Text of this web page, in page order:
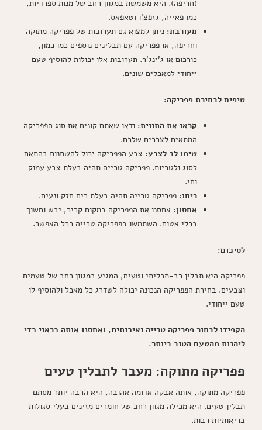
(חריפה). היא משמשת במגוון רחב של מנות ספרדיות,
כמו פאייה, גזפצ'ו וטאפאס.
מעורבת: ניתן למצוא גם תערובות של פפריקה מתוקה
וחריפה, או פפריקה עם תבלינים נוספים כמו כמון,
כורכום או ג'ינג'ר. תערובות אלו יכולות להוסיף טעם
ייחודי למאכלים שונים.
טיפים לבחירת פפריקה:
קראו את התווית: ודאו שאתם קונים את סוג הפפריקה
המתאים לצרכים שלכם.
שימו לב לצבע: צבע הפפריקה יכול להשתנות בהתאם
לסוג ולטריות. פפריקה טרייה תהיה בעלת צבע עמוק
וחי.
ריחו: פפריקה טרייה תהיה בעלת ריח חזק ונעים.
אחסון: אחסנו את הפפריקה במקום קריר, יבש וחשוך
בכלי אטום. השתמשו בפפריקה טרייה ככל האפשר.
לסיכום:
פפריקה היא תבלין רב-תכליתי וטעים, המגיע במגוון רחב של טעמים
וצבעים. בחירת הפפריקה הנכונה יכולה לשדרג כל מאכל ולהוסיף לו
טעם ייחודי.
הקפידו לבחור פפריקה טרייה ואיכותית, ואחסנו אותה כראוי כדי
ליהנות מהטעם הטוב ביותר.
פפריקה מתוקה: מעבר לתבלין טעים
פפריקה מתוקה, אותה אבקה אדומה אהובה, היא הרבה יותר מסתם
תבלין טעים. היא מכילה מגוון רחב של חומרים מזינים בעלי סגולות
בריאותיות רבות.